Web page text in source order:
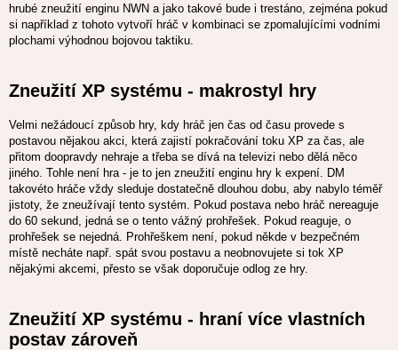
hrubé zneužití enginu NWN a jako takové bude i trestáno, zejména pokud
si například z tohoto vytvoří hráč v kombinaci se zpomalujícími vodními
plochami výhodnou bojovou taktiku.
Zneužití XP systému - makrostyl hry
Velmi nežádoucí způsob hry, kdy hráč jen čas od času provede s
postavou nějakou akci, která zajistí pokračování toku XP za čas, ale
přitom doopravdy nehraje a třeba se dívá na televizi nebo dělá něco
jiného. Tohle není hra - je to jen zneužití enginu hry k expení. DM
takovéto hráče vždy sleduje dostatečně dlouhou dobu, aby nabylo téměř
jistoty, že zneužívají tento systém. Pokud postava nebo hráč nereaguje
do 60 sekund, jedná se o tento vážný prohřešek. Pokud reaguje, o
prohřešek se nejedná. Prohřeškem není, pokud někde v bezpečném
místě necháte např. spát svou postavu a neobnovujete si tok XP
nějakými akcemi, přesto se však doporučuje odlog ze hry.
Zneužití XP systému - hraní více vlastních
postav zároveň